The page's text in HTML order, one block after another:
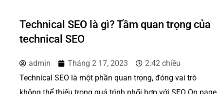
Technical SEO là gì? Tầm quan trọng của
technical SEO
admin Tháng 2 17, 2023
2:42 chiều
Technical SEO là một phần quan trọng, đóng vai trò